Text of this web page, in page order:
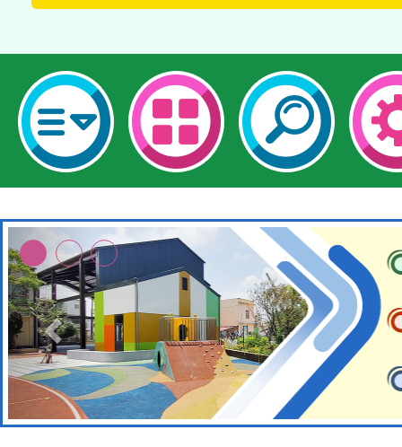
本校115學年度第2次